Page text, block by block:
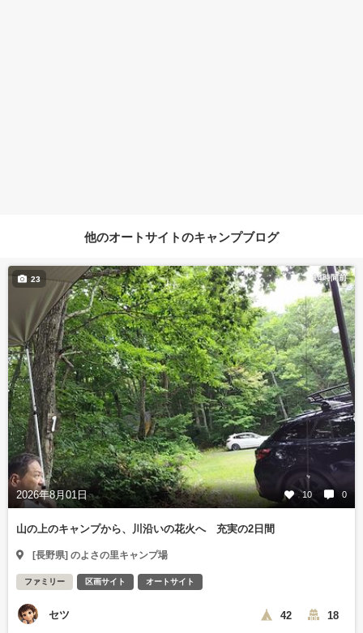
他のオートサイトのキャンプブログ
14時間前
2026年8月01日 10 0
23
山の上のキャンプから、川沿いの花火へ 充実の2日間
[長野県] のよさの里キャンプ場
ファミリー 区画サイト オートサイト
セツ 42 18